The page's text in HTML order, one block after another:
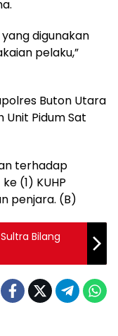
digunakan
pelaku,”
Buton Utara
Pidum Sat
terhadap
(1) KUHP
penjara. (B)
Bilang